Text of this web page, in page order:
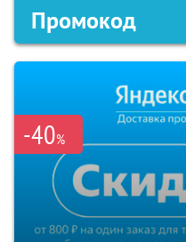
Промокод
-40%